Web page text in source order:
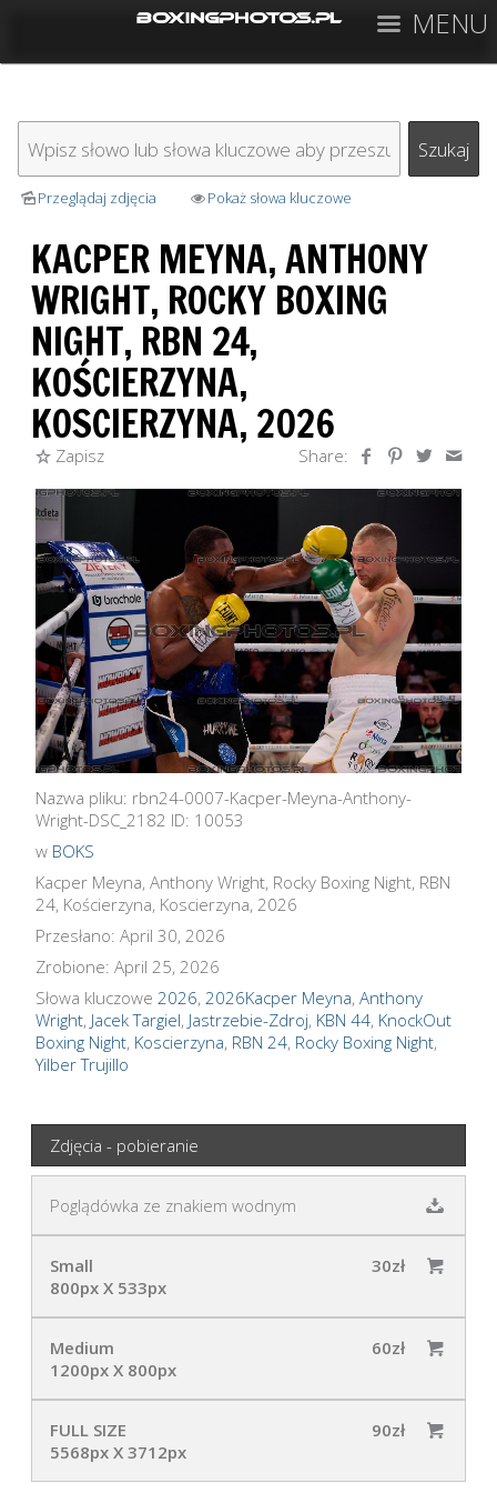
MENU
Przeglądaj zdjęcia Pokaż słowa kluczowe
KACPER MEYNA, ANTHONY
WRIGHT, ROCKY BOXING
NIGHT, RBN 24,
KOŚCIERZYNA,
KOSCIERZYNA, 2026
Zapisz Share:
Nazwa pliku: rbn24-0007-Kacper-Meyna-Anthony-
Wright-DSC_2182 ID: 10053
w BOKS
Kacper Meyna, Anthony Wright, Rocky Boxing Night, RBN
24, Kościerzyna, Koscierzyna, 2026
Przesłano: April 30, 2026
Zrobione: April 25, 2026
Słowa kluczowe 2026, 2026Kacper Meyna, Anthony
Wright, Jacek Targiel, Jastrzebie-Zdroj, KBN 44, KnockOut
Boxing Night, Koscierzyna, RBN 24, Rocky Boxing Night,
Yilber Trujillo
Zdjęcia - pobieranie
Poglądówka ze znakiem wodnym
Small
800px X 533px
30zł
Medium
1200px X 800px
60zł
FULL SIZE
5568px X 3712px
90zł